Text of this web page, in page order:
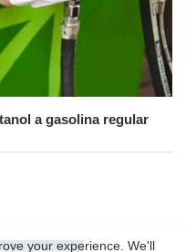
a gasolina regular
your experience. We'll